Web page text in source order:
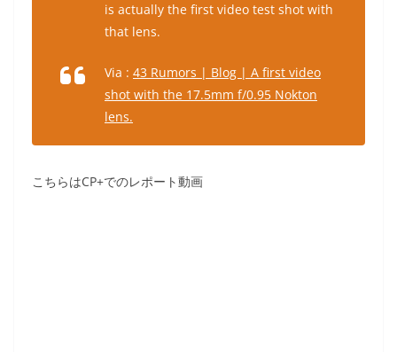
is actually the first video test shot with
that lens.
Via : 43 Rumors | Blog | A first video
shot with the 17.5mm f/0.95 Nokton
lens.
こちらはCP+でのレポート動画